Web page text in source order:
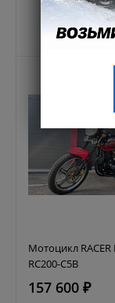
Мотоцикл RACER
RC200-C5B
157 600 ₽